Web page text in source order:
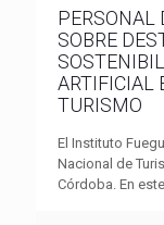
PERSONAL
SOBRE
ARTIFICIAL
TURISMO
El Instituto
Nacional de
Córdoba. En